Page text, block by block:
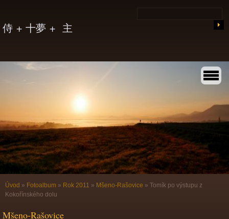
侍 + 十夢 + 主
Úvod » Fotoalbum » Rok 2011 » Mšeno-Rašovice » Tomík po výstupu z
Kokořínského dolu
Mšeno-Rašovice